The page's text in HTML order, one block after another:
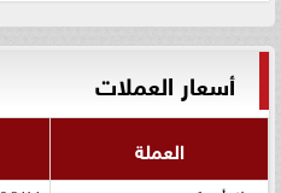
أسعار العملات
العملة